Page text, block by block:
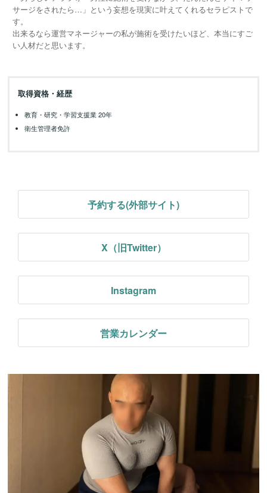
サージをされたら…」という妄想を現実に叶えてくれるセラピストで
す。
出来るなら運営マネージャーの私が施術を受けたいほど、本当にすご
い人材だと思います。
取得資格・経歴
教育・研究・学習支援業 20年
衛生管理者免許
予約する(外部サイト)
X（旧Twitter）
Instagram
営業カレンダー